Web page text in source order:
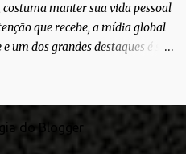
manter sua vida pessoal
que recebe, a mídia global
um dos grandes destaques é seu
namorada do atleta. No
que a relação existe. Quem é
de descendência argelina
do Blogger